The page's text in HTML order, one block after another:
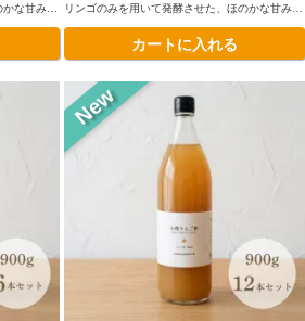
な甘みと
器にてお
リンゴのみを用いて発酵させた、ほのかな甘みと
ていない、本物のリンゴ酢をガラス瓶容器にてお
楽しみください。
カートに入れる